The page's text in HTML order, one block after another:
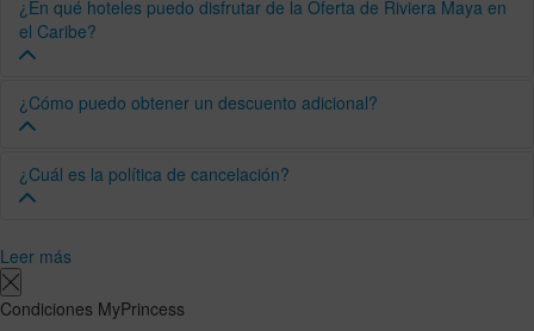
que disfrutes del Caribe.
¿En qué hoteles puedo disfrutar de la Oferta de Riviera Maya en
el Caribe?
Puedes disfrutar de la oferta en los siguientes hoteles:
Grand Sunset Princess
Grand Riviera Princess
Platinum Yucatán Princess
¿Cómo puedo obtener un descuento adicional?
Puedes obtener hasta un 10% de descuento adicional,
seleccionando uno de los hoteles del listado.
¿Cuál es la política de cancelación?
en el hotel, hasta el día de la llegada. Las Tarifas paga ahora
tienen un precio especial y no son reembolsables.
Leer más
Condiciones MyPrincess